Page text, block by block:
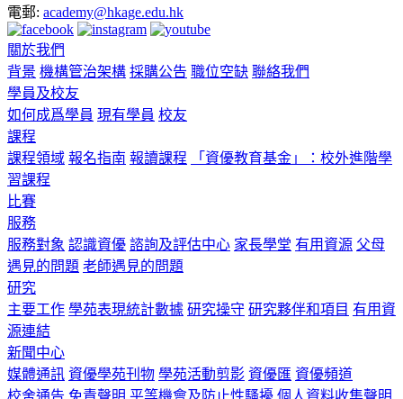
電郵: academy@hkage.edu.hk
關於我們
背景 機構管治架構 採購公告 職位空缺 聯絡我們
學員及校友
如何成爲學員 現有學員 校友
課程
課程領域 報名指南 報讀課程
「資優教育基金」：校外進階學
習課程
比賽
服務
服務對象 認識資優 諮詢及評估中心 家長學堂 有用資源 父母
遇見的問題 老師遇見的問題
研究
主要工作 學苑表現統計數據 研究操守 研究夥伴和項目 有用資
源連結
新聞中心
媒體通訊 資優學苑刊物 學苑活動剪影 資優匯 資優頻道
校舍通告 免責聲明 平等機會及防止性騷擾 個人資料收集聲明